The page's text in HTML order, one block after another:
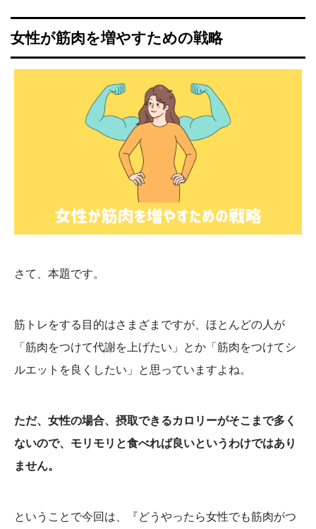
女性が筋肉を増やすための戦略
さて、本題です。
筋トレをする目的はさまざまですが、ほとんどの人が
「筋肉をつけて代謝を上げたい」とか「筋肉をつけてシ
ルエットを良くしたい」と思っていますよね。
ただ、女性の場合、摂取できるカロリーがそこまで多く
ないので、モリモリと食べれば良いというわけではあり
ません。
ということで今回は、『どうやったら女性でも筋肉がつ